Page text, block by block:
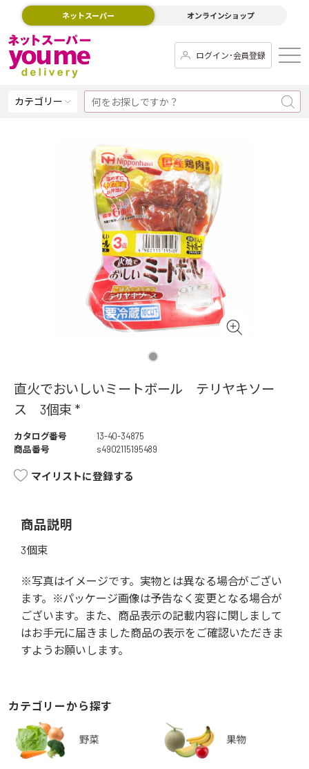
ネットスーパー オンラインショップ
ログイン･会員登録
カテゴリー
直火でおいしいミートボール テリヤキソー
ス 3個束 *
カタログ番号
13-40-34875
商品番号
s4902115195489
マイリストに登録する
商品説明
3個束
※写真はイメージです。実物とは異なる場合がござい
ます。※パッケージ画像は予告なく変更となる場合が
ございます。また、商品表示の記載内容に関しまして
はお手元に届きました商品の表示をご確認いただきま
すようお願いします。
カテゴリーから探す